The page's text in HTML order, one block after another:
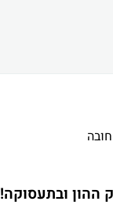
ההון ובתעסוקה!